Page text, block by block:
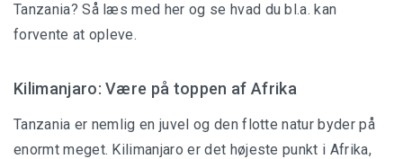
Rejser til Kenya
Rejser til Sydafrika
Tanzania? Så læs med her og se hvad du bl.a. kan
forvente at opleve.
Kilimanjaro: Være på toppen af Afrika
Tanzania er nemlig en juvel og den flotte natur byder på
enormt meget. Kilimanjaro er det højeste punkt i Afrika,